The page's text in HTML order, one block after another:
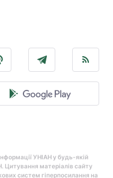
УНІАН у будь-якій
Цитування матеріалів сайту
систем гіперпосилання на